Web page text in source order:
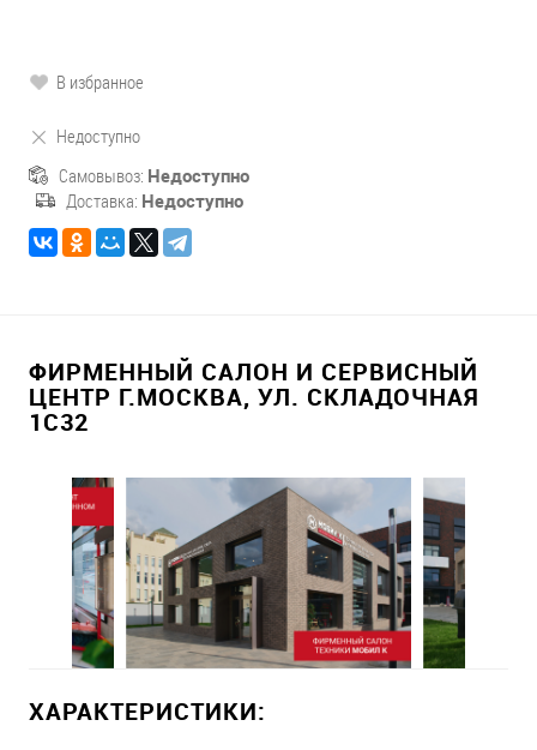
В избранное
Недоступно
Самовывоз: Недоступно
Доставка: Недоступно
ФИРМЕННЫЙ САЛОН И СЕРВИСНЫЙ
ЦЕНТР Г.МОСКВА, УЛ. СКЛАДОЧНАЯ
1С32
ХАРАКТЕРИСТИКИ: